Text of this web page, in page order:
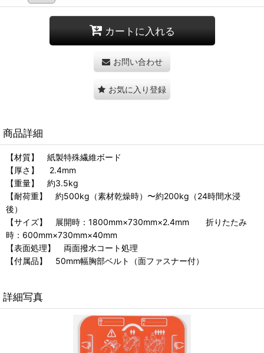
カートに入れる
お問い合わせ
お気に入り登録
商品詳細
【材質】 紙製特殊繊維ボード
【厚さ】 2.4mm
【重量】 約3.5kg
【耐荷重】 約500kg（素材乾燥時）〜約200kg（24時間水浸
後）
【サイズ】 展開時：1800mm×730mm×2.4mm 折りたたみ
時：600mm×730mm×40mm
【表面処理】 両面撥水コート処理
【付属品】 50mm幅胸部ベルト（面ファスナー付）
詳細写真